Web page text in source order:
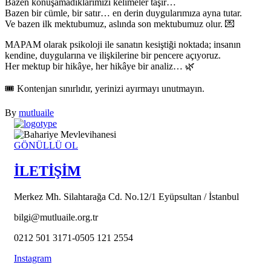
Bazen bir cümle, bir satır… en derin duygularımıza ayna tutar.
Ve bazen ilk mektubumuz, aslında son mektubumuz olur. 💌
MAPAM olarak psikoloji ile sanatın kesiştiği noktada; insanın
kendine, duygularına ve ilişkilerine bir pencere açıyoruz.
Her mektup bir hikâye, her hikâye bir analiz… 🌿
🎟️ Kontenjan sınırlıdır, yerinizi ayırmayı unutmayın.
By mutluaile
GÖNÜLLÜ OL
İLETİŞİM
Merkez Mh. Silahtarağa Cd. No.12/1 Eyüpsultan / İstanbul
bilgi@mutluaile.org.tr
0212 501 3171-0505 121 2554
Instagram